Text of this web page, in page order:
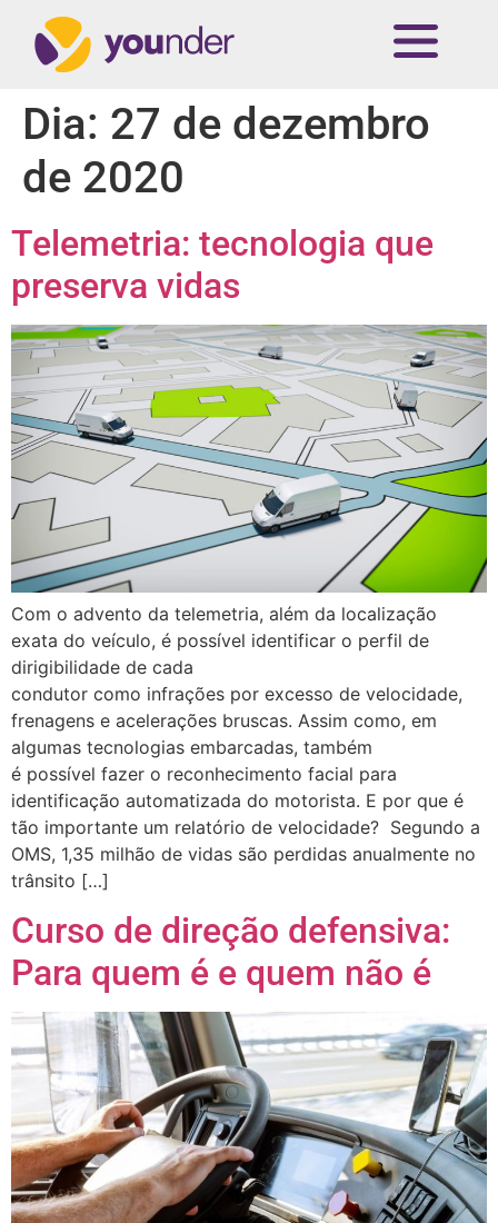
Dia: 27 de dezembro
de 2020
Telemetria: tecnologia que
preserva vidas
Com o advento da telemetria, além da localização
exata do veículo, é possível identificar o perfil de
dirigibilidade de cada
condutor como infrações por excesso de velocidade,
frenagens e acelerações bruscas. Assim como, em
algumas tecnologias embarcadas, também
é possível fazer o reconhecimento facial para
identificação automatizada do motorista. E por que é
tão importante um relatório de velocidade? Segundo a
OMS, 1,35 milhão de vidas são perdidas anualmente no
trânsito […]
Curso de direção defensiva:
Para quem é e quem não é